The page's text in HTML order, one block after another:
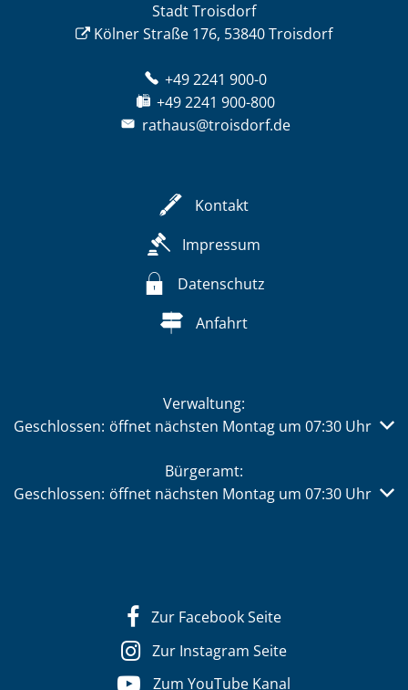
Stadt Troisdorf
Kölner Straße 176, 53840 Troisdorf
+49 2241 900-0
+49 2241 900-800
rathaus@troisdorf.de
Kontakt
Impressum
Datenschutz
Anfahrt
Verwaltung:
Klicken, um weitere Öffnungs- oder Schließzeiten
Geschlossen: öffnet nächsten Montag um 07:30 Uhr
Bürgeramt:
Klicken, um weitere Öffnungs- oder Schließzeiten
Geschlossen: öffnet nächsten Montag um 07:30 Uhr
Zur Facebook Seite
Zur Instagram Seite
Zum YouTube Kanal